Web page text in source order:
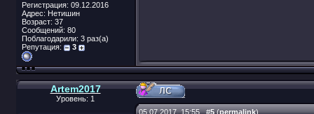
Регистрация: 09.12.2016
Адрес: Нетишин
Возраст: 37
Сообщений: 80
Поблагодарили: 3 раз(а)
Репутация:
3
Artem2017
Уровень: 1
05.07.2017, 15:55#5(permalink)